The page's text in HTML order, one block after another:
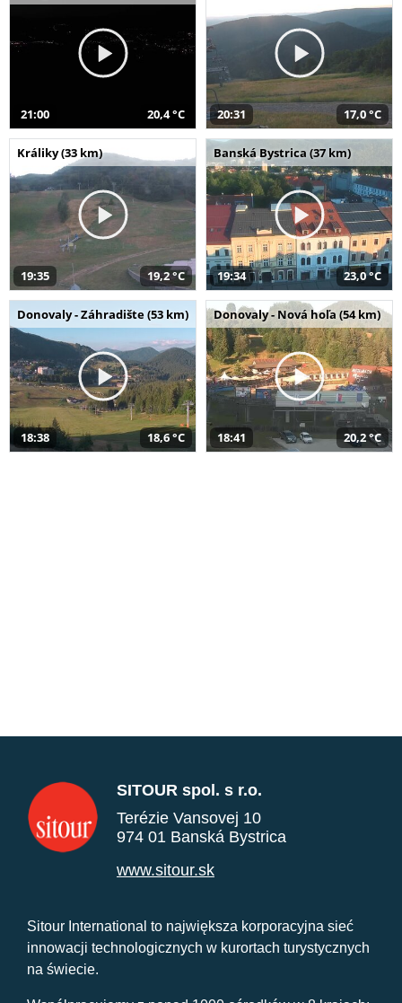
21:00 20,4 °C 20:31 17,0 °C
Králiky (33 km)
19:35 19,2 °C
Banská Bystrica (37 km)
19:34 23,0 °C
Donovaly - Záhradište (53 km)
18:38 18,6 °C
Donovaly - Nová hoľa (54 km)
18:41 20,2 °C
SITOUR spol. s r.o.
Terézie Vansovej 10
974 01 Banská Bystrica
www.sitour.sk
Sitour International to największa korporacyjna sieć
innowacji technologicznych w kurortach turystycznych
na świecie.